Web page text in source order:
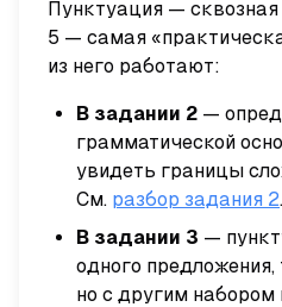
Пунктуация —
5 — самая
из него работают:
В задании 2 —
грамматической
увидеть границы
См. разбор задания 2.
В задании 3 —
одного
но с другим набором